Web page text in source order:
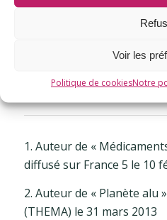
Voir les
Politique de cookiesNotre
Lire le
1. Auteur de «
diffusé sur France 5 le 10
2. Auteur de « Planète alu
(THEMA) le 31 mars 2013